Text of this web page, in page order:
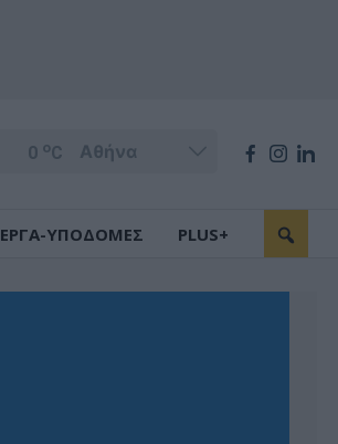
0 oC
ΕΡΓΑ-ΥΠΟΔΟΜΕΣ PLUS+